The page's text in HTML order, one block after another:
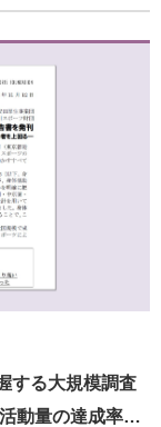
ン —世界初！ふ
性を縦断的に…
する大規模調査
動量の達成率…